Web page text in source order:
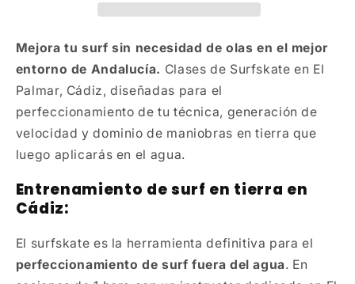
Mejora tu surf sin necesidad de olas en el mejor
entorno de Andalucía. Clases de Surfskate en El
Palmar, Cádiz, diseñadas para el
perfeccionamiento de tu técnica, generación de
velocidad y dominio de maniobras en tierra que
luego aplicarás en el agua.
Entrenamiento de surf en tierra en
Cádiz:
El surfskate es la herramienta definitiva para el
perfeccionamiento de surf fuera del agua. En